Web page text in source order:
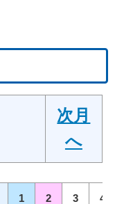
次月
へ
1 2 3 4